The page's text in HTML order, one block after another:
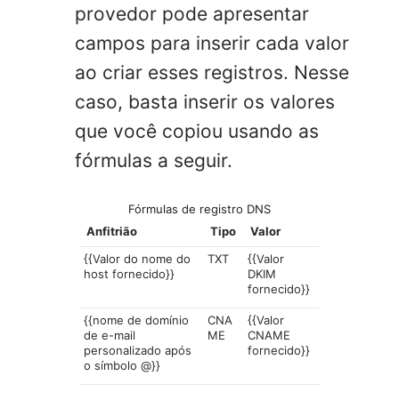
provedor pode apresentar
campos para inserir cada valor
ao criar esses registros. Nesse
caso, basta inserir os valores
que você copiou usando as
fórmulas a seguir.
Fórmulas de registro DNS
Anfitrião
Tipo
Valor
{{Valor do nome do
host fornecido}}
TXT
{{Valor
DKIM
fornecido}}
{{nome de domínio
de e-mail
personalizado após
o símbolo @}}
CNA
ME
{{Valor
CNAME
fornecido}}